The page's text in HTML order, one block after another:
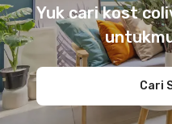
Yuk cari kost
Cari